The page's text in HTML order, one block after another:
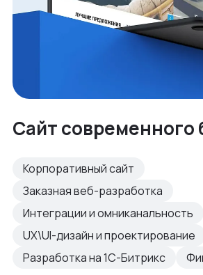
Сайт современного
Корпоративный сайт
Заказная веб-разработка
Интеграции и омниканальность
UX\UI-дизайн и проектирование
Разработка на 1С-Битрикс